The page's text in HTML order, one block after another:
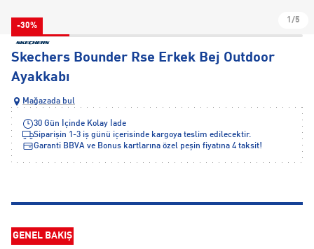
-30%
1/5
Skechers Bounder Rse Erkek Bej Outdoor
Ayakkabı
Mağazada bul
30 Gün İçinde Kolay İade
Siparişin 1-3 iş günü içerisinde kargoya teslim edilecektir.
Garanti BBVA ve Bonus kartlarına özel peşin fiyatına 4 taksit!
GENEL BAKIŞ